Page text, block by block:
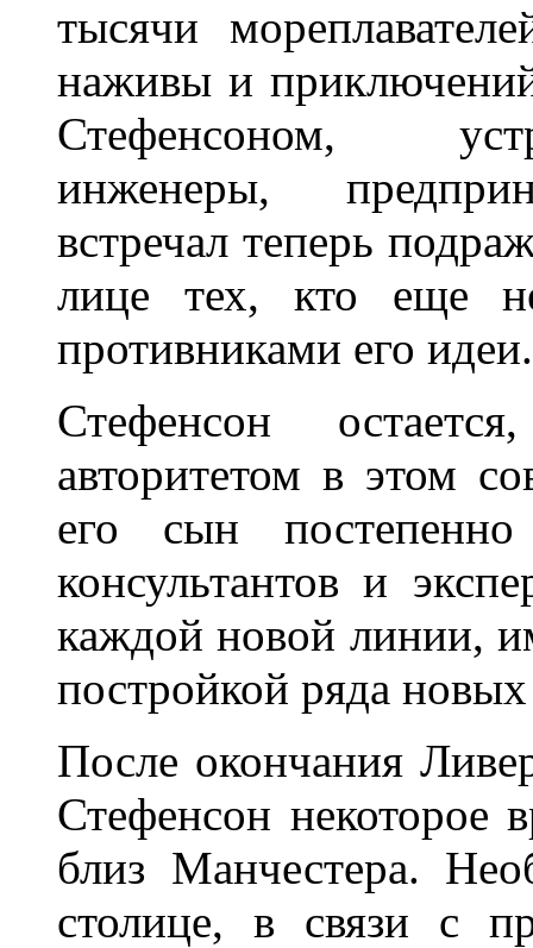
тысячи
наживы и
Стефенсоном,
инженеры,
встречал теперь
лице тех, кто еще
противниками его идеи.
Стефенсон
авторитетом в этом
его сын постепенно
консультантов и
каждой новой линии,
постройкой ряда
После окончания
Стефенсон некоторое
близ Манчестера.
столице, в связи с